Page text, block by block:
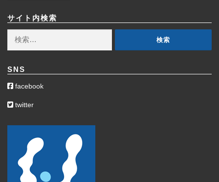
イ
ブ
サイト内検索
SNS
facebook
twitter